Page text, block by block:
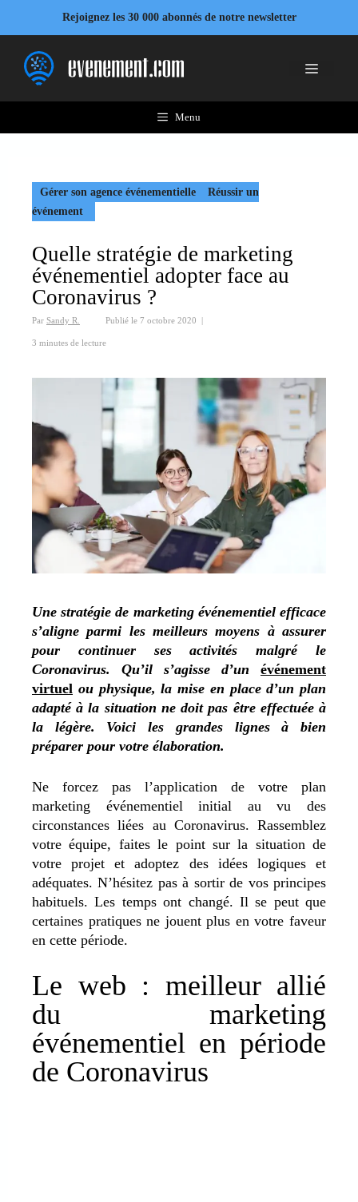
contenu
Rejoignez les 30 000 abonnés de notre newsletter
Menu
Menu
Gérer son agence événementielle
Réussir un
événement
Quelle stratégie de marketing
événementiel adopter face au
Coronavirus ?
Par Sandy R. Publié le 7 octobre 2020 |
3 minutes de lecture
Une stratégie de marketing événementiel efficace
s’aligne parmi les meilleurs moyens à assurer
pour continuer ses activités malgré le
Coronavirus. Qu’il s’agisse d’un événement
virtuel ou physique, la mise en place d’un plan
adapté à la situation ne doit pas être effectuée à
la légère. Voici les grandes lignes à bien
préparer pour votre élaboration.
Ne forcez pas l’application de votre plan
marketing événementiel initial au vu des
circonstances liées au Coronavirus. Rassemblez
votre équipe, faites le point sur la situation de
votre projet et adoptez des idées logiques et
adéquates. N’hésitez pas à sortir de vos principes
habituels. Les temps ont changé. Il se peut que
certaines pratiques ne jouent plus en votre faveur
en cette période.
Le web : meilleur allié
du marketing
événementiel en période
de Coronavirus